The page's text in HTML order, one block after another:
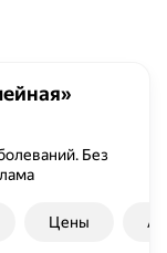
Без
Цены